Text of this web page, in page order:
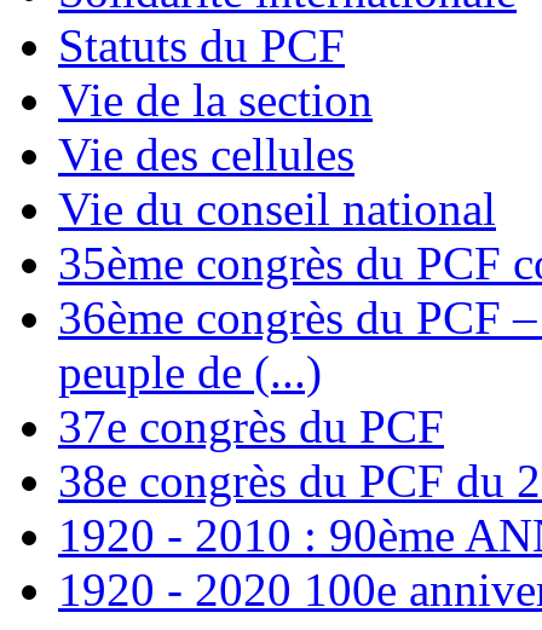
Statuts du PCF
Vie de la section
Vie des cellules
Vie du conseil national
35ème congrès du PCF
36ème congrès du PCF
peuple de (...)
37e congrès du PCF
38e congrès du PCF du
1920 - 2010 : 90ème
1920 - 2020 100e